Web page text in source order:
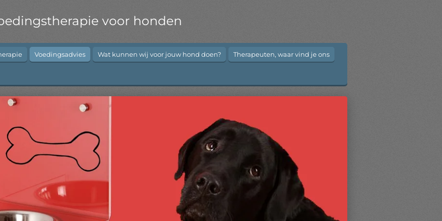
voor honden
Voedingsadvies Wat kunnen wij voor jouw hond doen? Therapeuten, waar vind je ons